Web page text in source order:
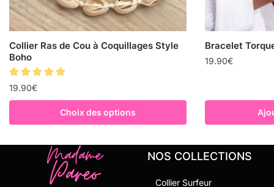
Collier Ras de Cou à Coquillages Style
Boho
19.90€
Choix des options
Bracelet
19.90€
NOS COLLECTIONS
Collier Surfeur